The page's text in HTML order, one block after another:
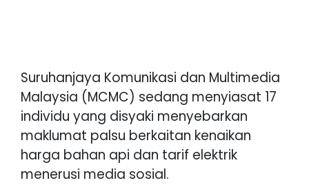
Suruhanjaya Komunikasi dan Multimedia
Malaysia (MCMC) sedang menyiasat 17
individu yang disyaki menyebarkan
maklumat palsu berkaitan kenaikan
harga bahan api dan tarif elektrik
menerusi media sosial.